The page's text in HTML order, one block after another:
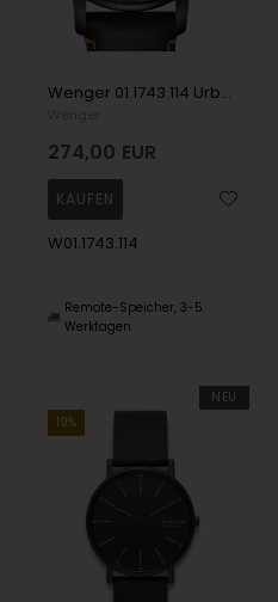
Wenger 01.1743.114 Urban Metropolitan Chronograph 44mm 10ATM Wristwatch
274,00 EUR
W01.1743.114
Remote-Speicher, 3-5
Werktagen
NEU
19%